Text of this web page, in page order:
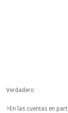
Verdadero
>En las cuentas en